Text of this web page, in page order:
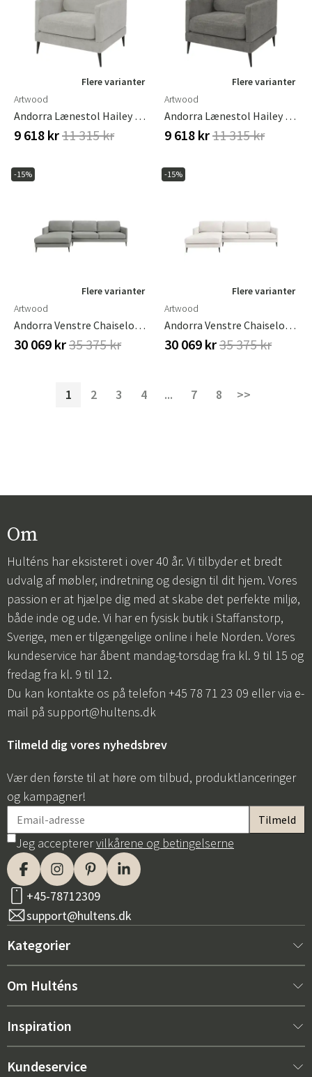
Flere varianter
Artwood
Andorra Lænestol Hailey Shell
9 618 kr11 315 kr
Flere varianter
Artwood
Andorra Lænestol Hailey Taupe
9 618 kr11 315 kr
-15%
Flere varianter
Artwood
Andorra Venstre Chaiselong Sofa Fares Grey
30 069 kr35 375 kr
-15%
Flere varianter
Artwood
Andorra Venstre Chaiselong Sofa Fares Natural
30 069 kr35 375 kr
1 2 3 4 ... 7 8 >>
Om
Hulténs har eksisteret i over 40 år. Vi tilbyder et bredt
udvalg af møbler, indretning og design til dit hjem. Vores
passion er at hjælpe dig med at skabe det perfekte miljø,
både inde og ude. Vi har en fysisk butik i Staffanstorp,
Sverige, men er tilgængelige online i hele Norden. Vores
kundeservice har åbent mandag-torsdag fra kl. 9 til 15 og
fredag fra kl. 9 til 12.
Du kan kontakte os på telefon +45 78 71 23 09 eller via e-
mail på support@hultens.dk
Tilmeld dig vores nyhedsbrev
Vær den første til at høre om tilbud, produktlanceringer
og kampagner!
Jeg accepterervilkårene og betingelserne
+45-78712309
support@hultens.dk
Kategorier
Nyt hos os
Indretning
Om Hulténs
Om Hulténs
Inspiration
Bestsellere
Kundeservice